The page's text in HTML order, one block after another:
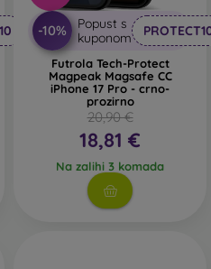
-10%
Popust s
kuponom
Futrola Tech-Protect
Magpeak Magsafe CC
iPhone 17 Pro - crno-
prozirno
20,90 €
18,81 €
Na zalihi 3 komada